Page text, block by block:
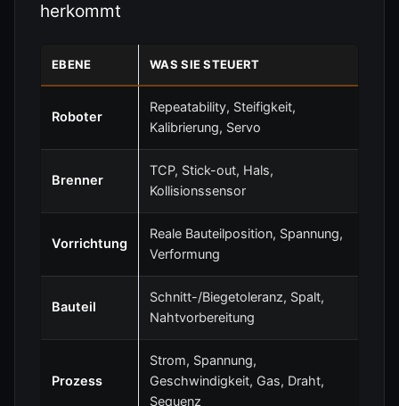
herkommt
EBENE WAS SIE STEUERT
Roboter
Repeatability, Steifigkeit,
Kalibrierung, Servo
Brenner
TCP, Stick-out, Hals,
Kollisionssensor
Vorrichtung
Reale Bauteilposition, Spannung,
Verformung
Bauteil
Schnitt-/Biegetoleranz, Spalt,
Nahtvorbereitung
Prozess
Strom, Spannung,
Geschwindigkeit, Gas, Draht,
Sequenz